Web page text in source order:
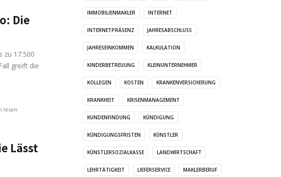
Die
zu 17.500
greift die
lesen
Lässt
IMMOBILIENMAKLER INTERNET
INTERNETPRÄSENZ JAHRESABSCHLUSS
JAHRESEINKOMMEN KALKULATION
KINDERBETREUUNG KLEINUNTERNEHMER
KOLLEGEN KOSTEN KRANKENVERSICHERUNG
KRANKHEIT KRISENMANAGEMENT
KUNDENFINDUNG KÜNDIGUNG
KÜNDIGUNGSFRISTEN KÜNSTLER
KÜNSTLERSOZIALKASSE LANDWIRTSCHAFT
LEHRTÄTIGKEIT LIEFERSERVICE MAKLERBERUF